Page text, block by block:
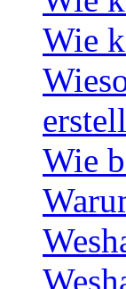
Wie
Wie